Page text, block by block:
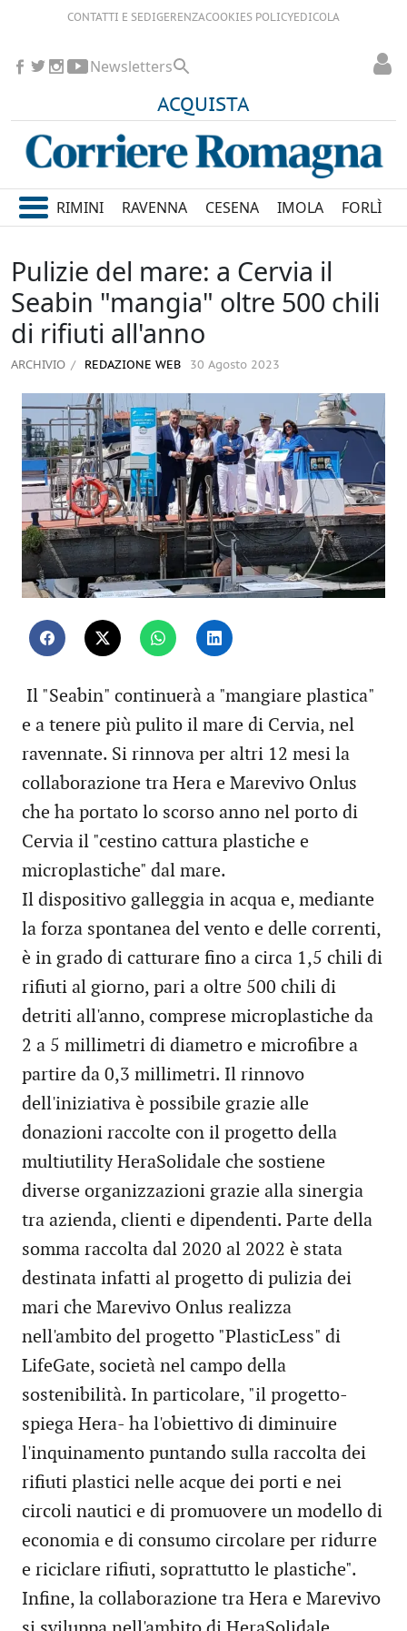
CONTATTI E SEDIGERENZACOOKIES POLICYEDICOLA
ACQUISTA
Newsletters
RIMINI RAVENNA CESENA IMOLA FORLÌ
Pulizie del mare: a Cervia il
Seabin "mangia" oltre 500 chili
di rifiuti all'anno
ARCHIVIO REDAZIONE WEB 30 Agosto 2023
Il "Seabin" continuerà a "mangiare plastica"
e a tenere più pulito il mare di Cervia, nel
ravennate. Si rinnova per altri 12 mesi la
collaborazione tra Hera e Marevivo Onlus
che ha portato lo scorso anno nel porto di
Cervia il "cestino cattura plastiche e
microplastiche" dal mare.
Il dispositivo galleggia in acqua e, mediante
la forza spontanea del vento e delle correnti,
è in grado di catturare fino a circa 1,5 chili di
rifiuti al giorno, pari a oltre 500 chili di
detriti all'anno, comprese microplastiche da
2 a 5 millimetri di diametro e microfibre a
partire da 0,3 millimetri. Il rinnovo
dell'iniziativa è possibile grazie alle
donazioni raccolte con il progetto della
multiutility HeraSolidale che sostiene
diverse organizzazioni grazie alla sinergia
tra azienda, clienti e dipendenti. Parte della
somma raccolta dal 2020 al 2022 è stata
destinata infatti al progetto di pulizia dei
mari che Marevivo Onlus realizza
nell'ambito del progetto "PlasticLess" di
LifeGate, società nel campo della
sostenibilità. In particolare, "il progetto-
spiega Hera- ha l'obiettivo di diminuire
l'inquinamento puntando sulla raccolta dei
rifiuti plastici nelle acque dei porti e nei
circoli nautici e di promuovere un modello di
economia e di consumo circolare per ridurre
e riciclare rifiuti, soprattutto le plastiche".
Infine, la collaborazione tra Hera e Marevivo